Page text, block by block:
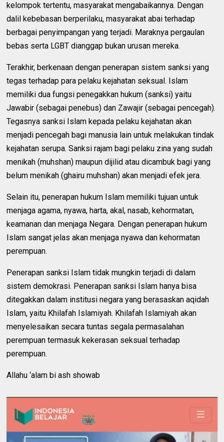
kelompok tertentu, masyarakat mengabaikannya. Dengan
dalil kebebasan berperilaku, masyarakat abai terhadap
berbagai penyimpangan yang terjadi. Maraknya pergaulan
bebas serta LGBT dianggap bukan urusan mereka.
Terakhir, berkenaan dengan penerapan sistem sanksi yang
tegas terhadap para pelaku kejahatan seksual. Islam
memiliki dua fungsi penegakkan hukum (sanksi) yaitu
Jawabir (sebagai penebus) dan Zawajir (sebagai pencegah).
Tegasnya sanksi Islam kepada pelaku kejahatan akan
menjadi pencegah bagi manusia lain untuk melakukan tindak
kejahatan serupa. Sanksi rajam bagi pelaku zina yang sudah
menikah (muhshan) maupun dijilid atau dicambuk bagi yang
belum menikah (ghairu muhshan) akan menjadi efek jera.
Selain itu, penerapan hukum Islam memiliki tujuan untuk
menjaga agama, nyawa, harta, akal, nasab, kehormatan,
keamanan dan menjaga Negara. Dengan penerapan hukum
Islam sangat jelas akan menjaga nyawa dan kehormatan
perempuan.
Penerapan sanksi Islam tidak mungkin terjadi di dalam
sistem demokrasi. Penerapan sanksi Islam hanya bisa
ditegakkan dalam institusi negara yang berasaskan aqidah
Islam, yaitu Khilafah Islamiyah. Khilafah Islamiyah akan
menyelesaikan secara tuntas segala permasalahan
perempuan termasuk kekerasan seksual terhadap
perempuan.
Allahu ‘alam bi ash showab